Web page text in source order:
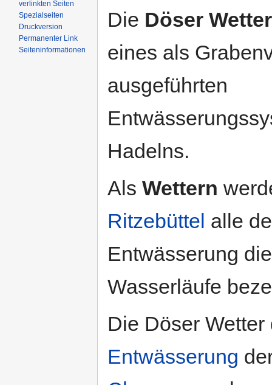
Die Döser
eines als
ausgeführten
Hadelns.
Als Wettern
Ritzebüttel alle
Entwässerung
Wasserläufe
Die Döser Wetter
Entwässerung
verlinkten Seiten
Spezialseiten
Druckversion
Permanenter Link
Seiten­informationen